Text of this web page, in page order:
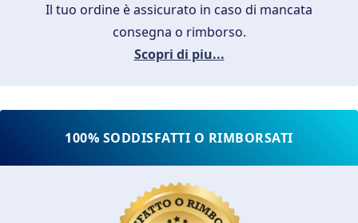
Il tuo ordine è assicurato in caso di mancata
consegna o rimborso.
Scopri di piu...
100% SODDISFATTI O RIMBORSATI